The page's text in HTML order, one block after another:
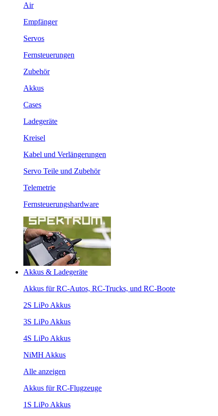
Air
Empfänger
Servos
Fernsteuerungen
Zubehör
Akkus
Cases
Ladegeräte
Kreisel
Kabel und Verlängerungen
Servo Teile und Zubehör
Telemetrie
Fernsteuerungshardware
Akkus & Ladegeräte
Akkus für RC-Autos, RC-Trucks, und RC-Boote
2S LiPo Akkus
3S LiPo Akkus
4S LiPo Akkus
NiMH Akkus
Alle anzeigen
Akkus für RC-Flugzeuge
1S LiPo Akkus